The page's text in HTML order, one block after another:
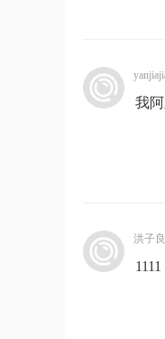
我
洪子良
1111